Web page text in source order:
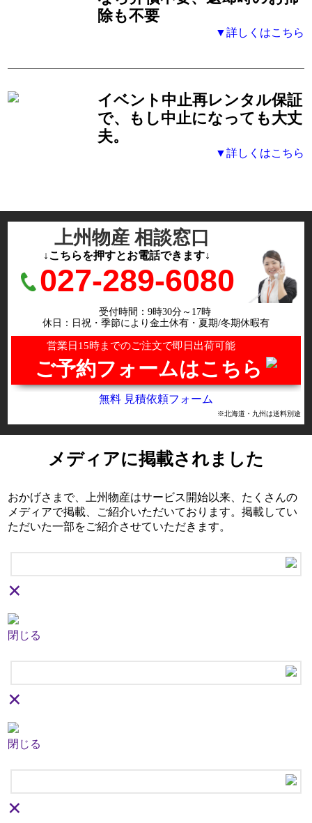
除も不要
▼詳しくはこちら
イベント中止再レンタル保証
で、もし中止になっても大丈
夫。
▼詳しくはこちら
上州物産 相談窓口
営業日15時までのご注文で即日出荷可能
ご予約フォームはこちら
↓こちらを押すとお電話できます↓
027-289-6080
受付時間：9時30分～17時
休日：日祝・季節により金土休有・夏期/冬期休暇有
無料 見積依頼フォーム
※北海道・九州は送料別途
メディアに掲載されました
おかげさまで、上州物産はサービス開始以来、たくさんの
メディアで掲載、ご紹介いただいております。掲載してい
ただいた一部をご紹介させていただきます。
×
閉じる
×
閉じる
×